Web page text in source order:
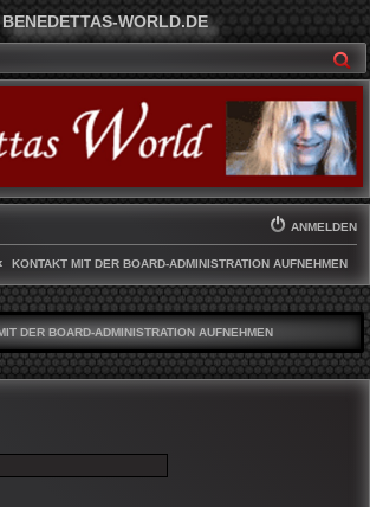
BENEDETTAS-WORLD.DE
ANMELDEN
KONTAKT MIT DER BOARD-ADMINISTRATION AUFNEHMEN
DER BOARD-ADMINISTRATION AUFNEHMEN